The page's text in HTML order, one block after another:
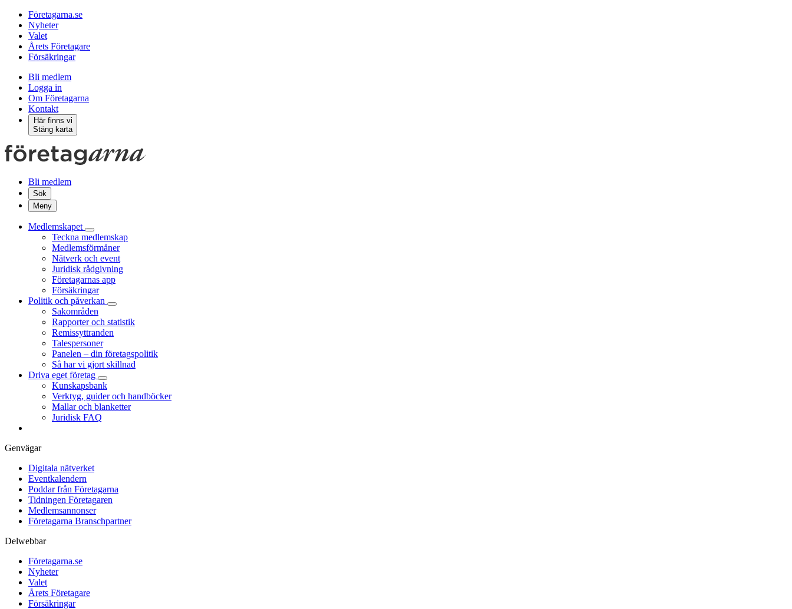
Företagarna.se
Nyheter
Valet
Årets Företagare
Försäkringar
Bli medlem
Logga in
Om Företagarna
Kontakt
Här finns vi
Stäng karta
Bli medlem
Sök
Meny
Medlemskapet
Teckna medlemskap
Medlemsförmåner
Nätverk och event
Juridisk rådgivning
Företagarnas app
Försäkringar
Politik och påverkan
Sakområden
Rapporter och statistik
Remissyttranden
Talespersoner
Panelen – din företagspolitik
Så har vi gjort skillnad
Driva eget företag
Kunskapsbank
Verktyg, guider och handböcker
Mallar och blanketter
Juridisk FAQ
Genvägar
Digitala nätverket
Eventkalendern
Poddar från Företagarna
Tidningen Företagaren
Medlemsannonser
Företagarna Branschpartner
Delwebbar
Företagarna.se
Nyheter
Valet
Årets Företagare
Försäkringar